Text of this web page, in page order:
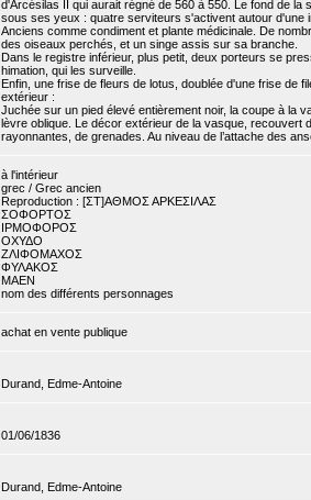
d'Arcésilas II qui aurait régné de 560 à 550. Le fond de
sous ses yeux : quatre serviteurs s'activent autour d'une
Anciens comme condiment et plante médicinale. De
des oiseaux perchés, et un singe assis sur sa branche.
Dans le registre inférieur, plus petit, deux porteurs se
himation, qui les surveille.
Enfin, une frise de fleurs de lotus, doublée d'une frise de
extérieur :
Juchée sur un pied élevé entièrement noir, la coupe à la
lèvre oblique. Le décor extérieur de la vasque, recouvert
rayonnantes, de grenades. Au niveau de l’attache des
à l'intérieur
grec / Grec ancien
Reproduction : [ΣΤ]ΑΘΜΟΣ ΑΡΚΕΣΙΛΑΣ
ΣΟΦΟΡΤΟΣ
ΙΡΜΟΦΟΡΟΣ
ΟΧΥΔΟ
ΖΛΙΦΟΜΑΧΟΣ
ΦΥΛΑΚΟΣ
ΜΑΕΝ
nom des différents personnages
achat en vente publique
Durand, Edme-Antoine
01/06/1836
Durand, Edme-Antoine